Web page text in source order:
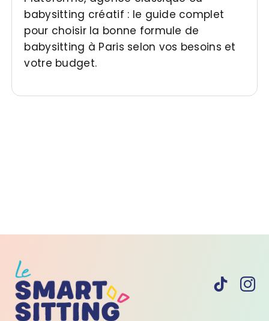
babysitting créatif : le guide complet
pour choisir la bonne formule de
babysitting à Paris selon vos besoins et
votre budget.